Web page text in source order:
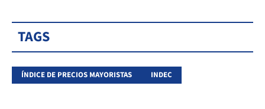
TAGS
ÍNDICE DE PRECIOS MAYORISTAS INDEC